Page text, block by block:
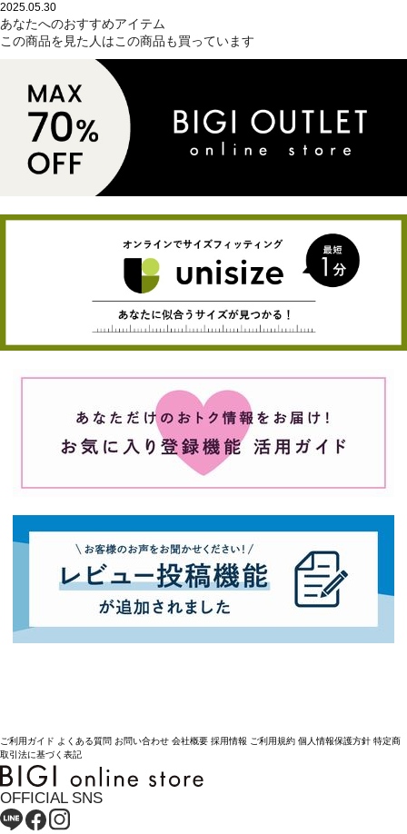
2025.05.30
あなたへのおすすめアイテム
この商品を見た人はこの商品も買っています
ご利用ガイド よくある質問 お問い合わせ 会社概要 採用情報 ご利用規約 個人情報保護方針 特定商
取引法に基づく表記
OFFICIAL SNS